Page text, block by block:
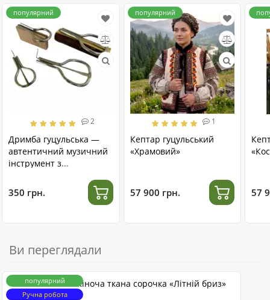
популярний
2
Дримба гуцульська —
автентичний музичний
інструмент з
350 грн.
популярний
1
Кептар гуцульський
«Храмовий»
57 900 грн. 57
Ви переглядали
популярний
Ручна робота
Жіноча ткана сорочка «Літній бриз»